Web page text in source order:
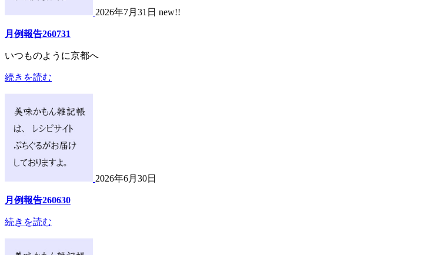
2026年7月31日 new!!
月例報告260731
いつものように京都へ
続きを読む
2026年6月30日
月例報告260630
続きを読む